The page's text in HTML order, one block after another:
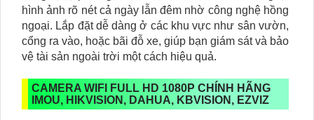
hình ảnh rõ nét cả ngày lẫn đêm nhờ công nghệ hồng
ngoại. Lắp đặt dễ dàng ở các khu vực như sân vườn,
cổng ra vào, hoặc bãi đỗ xe, giúp bạn giám sát và bảo
vệ tài sản ngoài trời một cách hiệu quả.
CAMERA WIFI FULL HD 1080P CHÍNH HÃNG
IMOU, HIKVISION, DAHUA, KBVISION, EZVIZ